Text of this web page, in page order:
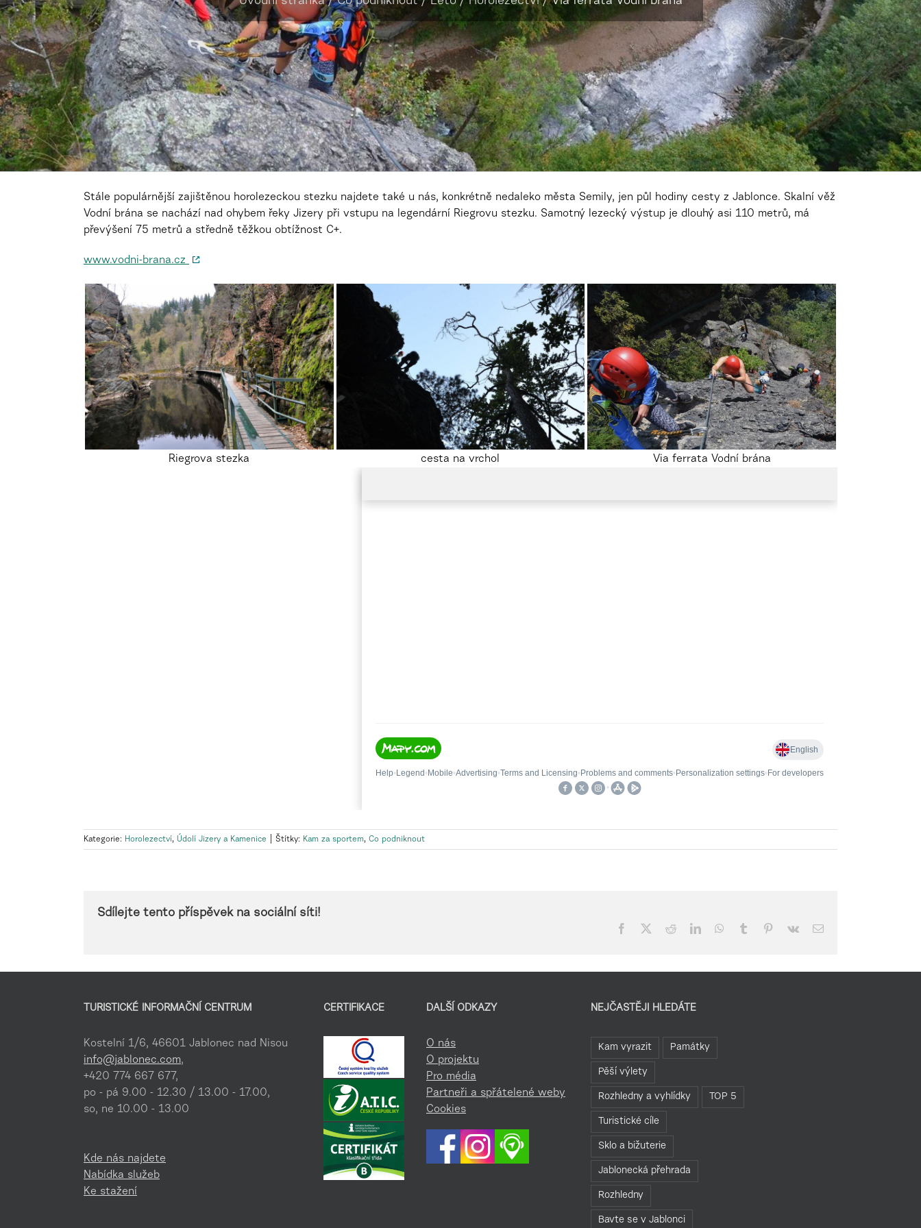
Stále populárnější zajištěnou horolezeckou stezku najdete také u nás, konkrétně nedaleko města Semily, jen půl hodiny cesty z Jablonce. Skalní věž
Vodní brána se nachází nad ohybem řeky Jizery při vstupu na legendární Riegrovu stezku. Samotný lezecký výstup je dlouhý asi 110 metrů, má
převýšení 75 metrů a středně těžkou obtížnost C+.
www.vodni-brana.cz
Riegrova stezka cesta na vrchol Via ferrata Vodní brána
Kategorie: Horolezectví, Údolí Jizery a Kamenice Štítky: Kam za sportem, Co podniknout
Sdílejte tento příspěvek na sociální síti!
Facebook RedditLinkedInWhatsApp
Tumblr Pinterest
Vk
E-
TURISTICKÉ INFORMAČNÍ CENTRUM
Kostelní 1/6, 46601 Jablonec nad Nisou
info@jablonec.com,
+420 774 667 677,
po - pá 9.00 - 12.30 / 13.00 - 17.00,
so, ne 10.00 - 13.00
Kde nás najdete
Nabídka služeb
Ke stažení
CERTIFIKACE DALŠÍ ODKAZY
O nás
O projektu
Pro média
Partneři a spřátelené weby
Cookies
NEJČASTĚJI HLEDÁTE
Kam vyrazit Památky
Pěší výlety
Rozhledny a vyhlídky TOP 5
Turistické cíle
Sklo a bižuterie
Jablonecká přehrada
Rozhledny
Bavte se v Jablonci